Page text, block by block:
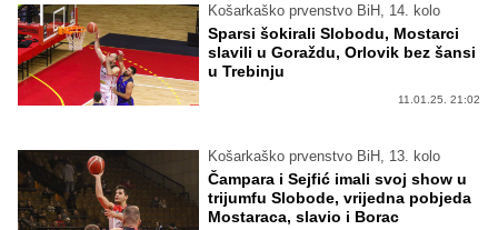
Košarkaško prvenstvo BiH, 14. kolo
Sparsi šokirali Slobodu, Mostarci
slavili u Goraždu, Orlovik bez šansi
u Trebinju
11.01.25. 21:02
Košarkaško prvenstvo BiH, 13. kolo
Čampara i Sejfić imali svoj show u
trijumfu Slobode, vrijedna pobjeda
Mostaraca, slavio i Borac